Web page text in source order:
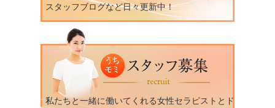
スタッフブログなど日々更新中！
私たちと一緒に働いてくれる女性セラピストとド